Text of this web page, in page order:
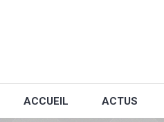
ACCUEIL ACTUS